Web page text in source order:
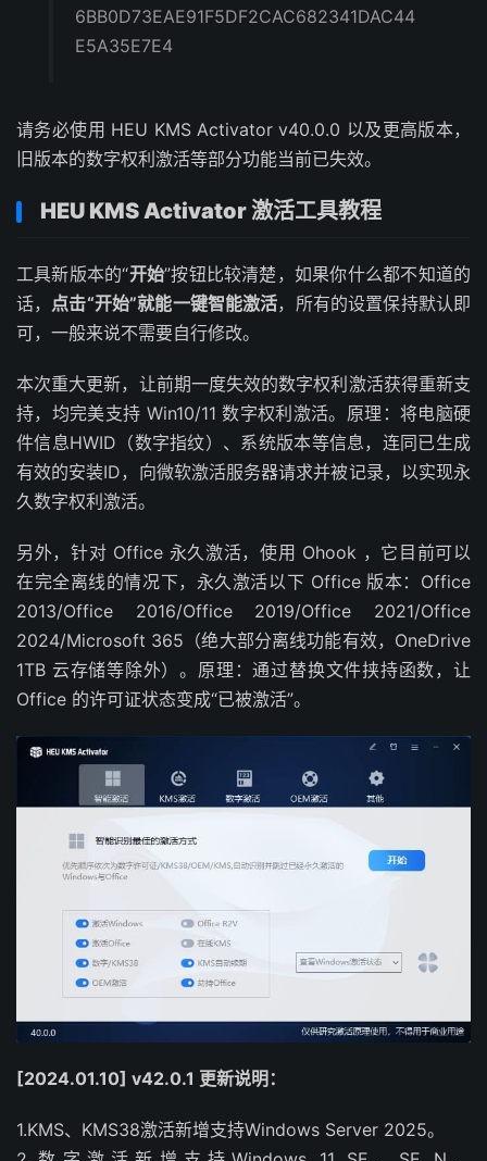
6BB0D73EAE91F5DF2CAC682341DAC44
E5A35E7E4
请务必使用 HEU KMS Activator v40.0.0 以及更高版本，
旧版本的数字权利激活等部分功能当前已失效。
HEU KMS Activator 激活工具教程
工具新版本的“开始”按钮比较清楚，如果你什么都不知道的
话， 点击“开始”就能一键智能激活，所有的设置保持默认即
可，一般来说不需要自行修改。
本次重大更新，让前期一度失效的数字权利激活获得重新支
持，均完美支持 Win10/11 数字权利激活。原理：将电脑硬
件信息HWID（数字指纹）、系统版本等信息，连同已生成
有效的安装ID，向微软激活服务器请求并被记录，以实现永
久数字权利激活。
另外，针对 Office 永久激活，使用 Ohook ，它目前可以
在完全离线的情况下，永久激活以下 Office 版本：Office
2013/Office 2016/Office 2019/Office 2021/Office
2024/Microsoft 365（绝大部分离线功能有效，OneDrive
1TB 云存储等除外）。原理：通过替换文件挟持函数，让
Office 的许可证状态变成“已被激活”。
[2024.01.10] v42.0.1 更新说明：
1.KMS、KMS38激活新增支持Windows Server 2025。